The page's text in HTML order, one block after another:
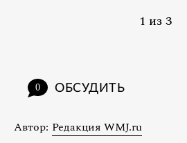
1 из3
0 ОБСУДИТЬ
Автор: Редакция WMJ.ru